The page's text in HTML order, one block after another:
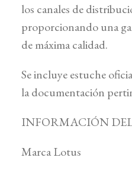
los canales de
proporcionando una
de máxima calidad.
Se incluye estuche
la documentación
INFORMACIÓN
Marca Lotus